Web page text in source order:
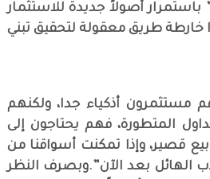
أصولاً جديدة للاستثمار
خارطة طريق معقولة لتحقيق تبني
أذكياء جدا، ولكنهم
المتطورة، فهم يحتاجون إلى
قصير، وإذا تمكنت أسواقنا من
الهائل بعد الآن”.وبصرف النظر